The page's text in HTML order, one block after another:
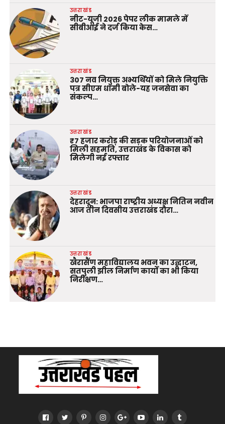
उत्तराखंड
नीट-यूजी 2026 पेपर लीक मामले में
सीबीआई ने दर्ज किया केस…
उत्तराखंड
307 नव नियुक्त अभ्यर्थियों को मिले नियुक्ति
पत्र सीएम धामी बोले-यह जनसेवा का
संकल्प…
उत्तराखंड
₹7 हजार करोड़ की सड़क परियोजनाओं को
मिली सहमति, उत्तराखंड के विकास को
मिलेगी नई रफ्तार
उत्तराखंड
देहरादून: भाजपा राष्ट्रीय अध्यक्ष नितिन नवीन
आज तीन दिवसीय उत्तराखंड दौरा…
उत्तराखंड
खैरासैंण महाविद्यालय भवन का उद्घाटन,
सतपुली झील निर्माण कार्यों का भी किया
निरीक्षण…